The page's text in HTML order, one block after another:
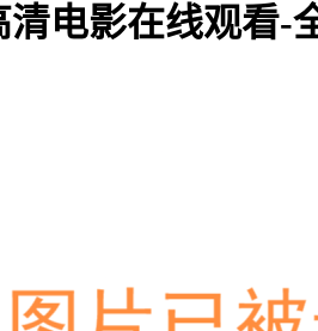
清电影在线观看-